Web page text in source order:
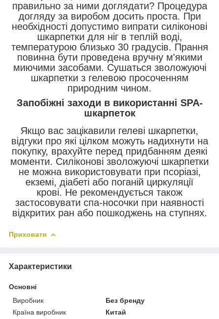
правильно за ними доглядати? Процедура
догляду за виробом досить проста. При
необхідності допустимо випрати силіконові
шкарпетки для ніг в теплій воді,
температурою близько 30 градусів. Прання
повинна бути проведена вручну м'якими
миючими засобами. Сушаться зволожуючі
шкарпетки з гелевою просоченням
природним чином.
Запобіжні заходи в використанні SPA-
шкарпеток
Якщо вас зацікавили гелеві шкарпетки,
відгуки про які цілком можуть надихнути на
покупку, врахуйте перед придбанням деякі
моменти. Силіконові зволожуючі шкарпетки
не можна використовувати при псоріазі,
екземі, діабеті або поганій циркуляції
крові. Не рекомендується також
застосовувати спа-носочки при наявності
відкритих ран або пошкоджень на ступнях.
Приховати
Характеристики
Основні
Виробник
Без бренду
Країна виробник
Китай